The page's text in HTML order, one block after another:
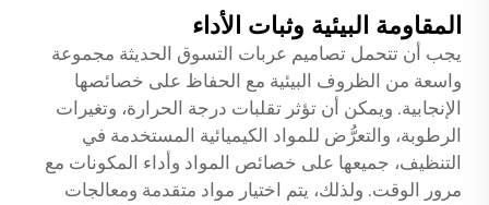
المقاومة البيئية وثبات الأداء
يجب أن تتحمل تصاميم عربات التسوق الحديثة مجموعة
واسعة من الظروف البيئية مع الحفاظ على خصائصها
الإنجابية. ويمكن أن تؤثر تقلبات درجة الحرارة، وتغيرات
الرطوبة، والتعرُّض للمواد الكيميائية المستخدمة في
التنظيف، جميعها على خصائص المواد وأداء المكونات مع
مرور الوقت. ولذلك، يتم اختيار مواد متقدمة ومعالجات